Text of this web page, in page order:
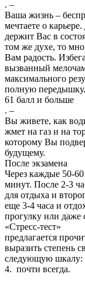
. –
Ваша жизнь –
мечтаете о
держит Вас в
том же духе, то
Вам радость.
вызванный
максимального
полную передышку.
61 балл и больше
. –
Вы живете, как
жмет на газ и на
которому Вы
будущему.
После экзамена
Через каждые 50-
минут. После 2-3
для отдыха и
еще 3-4 часа и
прогулку или даже
«Стресс-тест»
предлагается
выразить степень
следующую шкалу:
4. почти всегда.